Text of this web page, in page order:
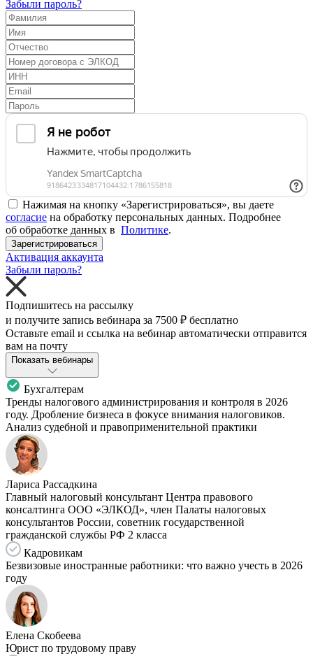
Забыли пароль?
Нажимая на кнопку «Зарегистрироваться», вы даете
согласие на обработку персональных данных. Подробнее
об обработке данных в Политике.
Зарегистрироваться
Активация аккаунта
Забыли пароль?
Подпишитесь на рассылку
и получите запись вебинара за 7500 ₽ бесплатно
Оставьте email и ссылка на вебинар автоматически отправится
вам на почту
Показать вебинары
Бухгалтерам
Тренды налогового администрирования и контроля в 2026
году. Дробление бизнеса в фокусе внимания налоговиков.
Анализ судебной и правоприменительной практики
Лариса Рассадкина
Главный налоговый консультант Центра правового
консалтинга ООО «ЭЛКОД», член Палаты налоговых
консультантов России, советник государственной
гражданской службы РФ 2 класса
Кадровикам
Безвизовые иностранные работники: что важно учесть в 2026
году
Елена Скобеева
Юрист по трудовому праву